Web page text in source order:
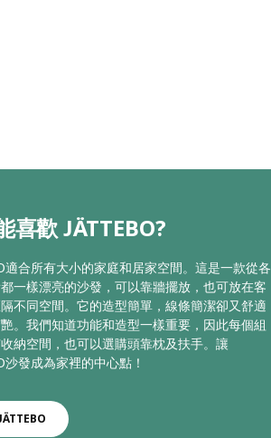
喜歡 JÄTTEBO?
適合所有大小的家庭和居家空間。這是一款從各
一樣漂亮的沙發，可以靠牆擺放，也可放在客
不同空間。它的造型簡單，線條簡潔卻又舒適
。我們知道功能和造型一樣重要，因此每個組
納空間，也可以選購頭靠枕及扶手。讓
沙發成為家裡的中心點！